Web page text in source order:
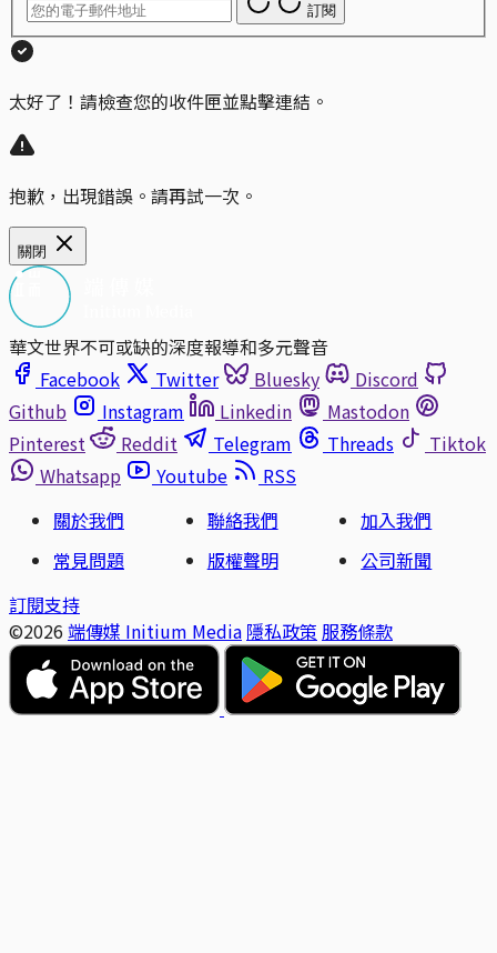
訂閱
太好了！請檢查您的收件匣並點擊連結。
抱歉，出現錯誤。請再試一次。
關閉
華文世界不可或缺的深度報導和多元聲音
Facebook
Twitter Bluesky
Discord
Github
Instagram Linkedin
Mastodon
Pinterest
Reddit Telegram Threads
Tiktok
Whatsapp
Youtube
RSS
關於我們
聯絡我們
加入我們
常見問題
版權聲明
公司新聞
訂閱支持
©2026 端傳媒 Initium Media 隱私政策 服務條款